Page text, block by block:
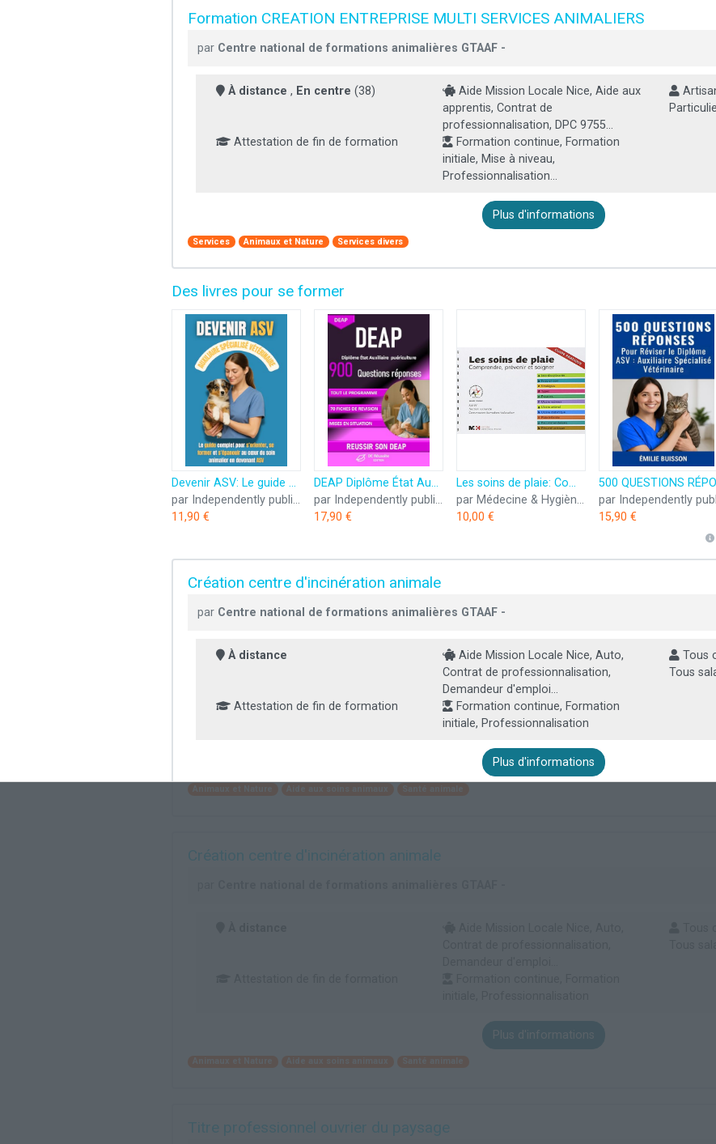
Formation CREATION ENTREPRISE MULTI SERVICES ANIMALIERS
par Centre national de formations animalières GTAAF -
À distance , En centre (38)
Aide Mission Locale Nice, Aide aux
apprentis, Contrat de
professionnalisation, DPC 9755...
Attestation de fin de formation
Formation continue, Formation
initiale, Mise à niveau,
Professionnalisation...
Plus d'informations
Services Animaux et Nature Services divers
Des livres pour se former
Devenir ASV: Le guide complet pour s’orienter, se former et s’épanouir au cœur du soin animalier
par Independently published
11,90 €
DEAP Diplôme État Auxiliaire puériculture 900 questions réponses: Tout le programme, 70 fiches de révision
par Independently published
17,90 €
Les soins de plaie: Comprendre, prévenir et soigner
par Médecine & Hygiène, RMS édition
10,00 €
15,90 €
Création centre d'incinération animale
par Centre national de formations animalières GTAAF -
À distance
Aide Mission Locale Nice, Auto,
Contrat de professionnalisation,
Demandeur d'emploi...
Tous
Tous
Attestation de fin de formation
Formation continue, Formation
initiale, Professionnalisation
Plus d'informations
Création centre d'incinération animale
Plus d'informations
Titre professionnel ouvrier du paysage